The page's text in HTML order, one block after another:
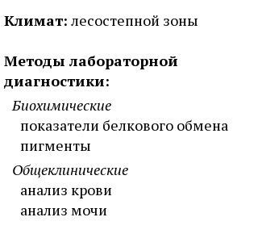
Климат: лесостепной зоны
Методы лабораторной
диагностики:
Биохимические
показатели белкового обмена
пигменты
Общеклинические
анализ крови
анализ мочи